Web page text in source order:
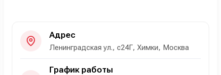
Адрес
Ленинградская ул., с24Г, Химки, Москва
График работы